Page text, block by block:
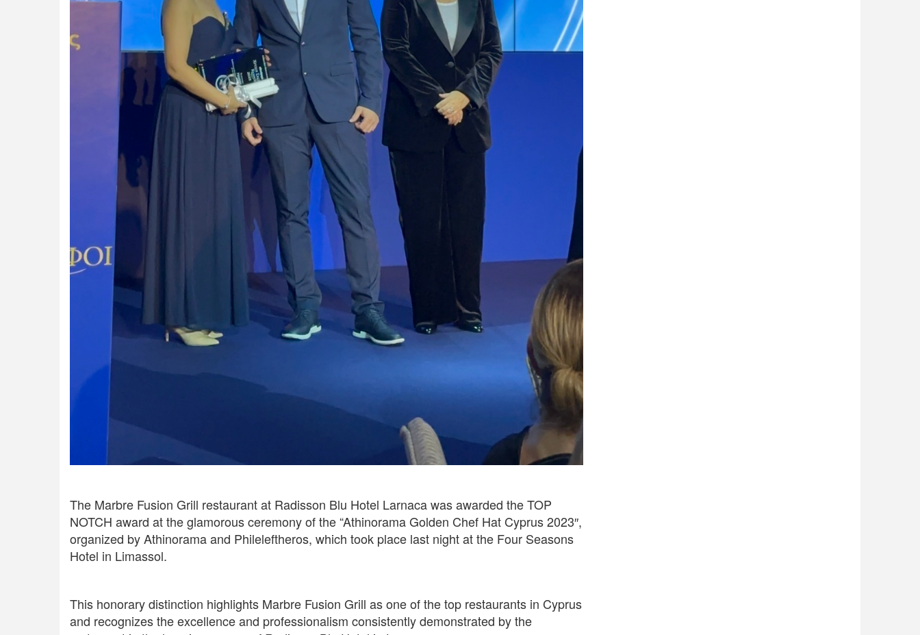
The Marbre Fusion Grill restaurant at Radisson Blu Hotel Larnaca was awarded the TOP
NOTCH award at the glamorous ceremony of the “Athinorama Golden Chef Hat Cyprus 2023″,
organized by Athinorama and Phileleftheros, which took place last night at the Four Seasons
Hotel in Limassol.
This honorary distinction highlights Marbre Fusion Grill as one of the top restaurants in Cyprus
and recognizes the excellence and professionalism consistently demonstrated by the